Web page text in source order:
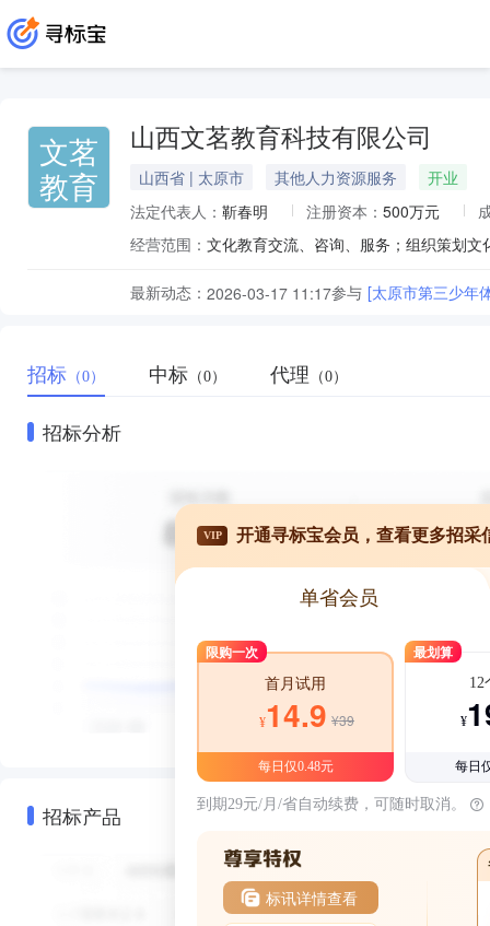
文茗
教育
山西文茗教育科技有限公司
山西省 | 太原市 其他人力资源服务
开业
法定代表人： 靳春明 注册资本： 500万元
经营范围：
最新动态： 2026-03-17 11:17参与 [太原市第三少年
招标 （0） 中标 （0） 代理 （0）
招标分析
招标产品
VIP 开通寻标宝会员，查看更多招采
单省会员
限购一次
首月试用
¥14.9 ¥39
每日仅0.48元
最划算
12
¥
每日
到期29元/月/省自动续费，可随时取消。
标讯详情查看